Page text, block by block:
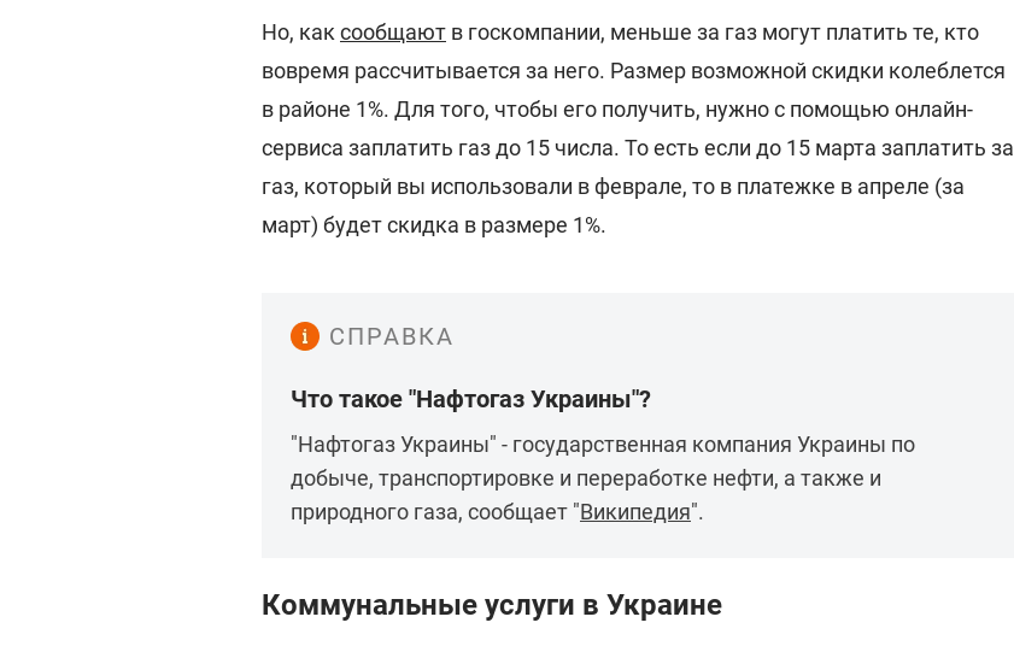
Но, как сообщают в госкомпании, меньше за газ могут платить те, кто
вовремя рассчитывается за него. Размер возможной скидки колеблется
в районе 1%. Для того, чтобы его получить, нужно с помощью онлайн-
сервиса заплатить газ до 15 числа. То есть если до 15 марта заплатить за
газ, который вы использовали в феврале, то в платежке в апреле (за
март) будет скидка в размере 1%.
СПРАВКА
Что такое "Нафтогаз Украины"?
"Нафтогаз Украины" - государственная компания Украины по
добыче, транспортировке и переработке нефти, а также и
природного газа, сообщает "Википедия".
Коммунальные услуги в Украине